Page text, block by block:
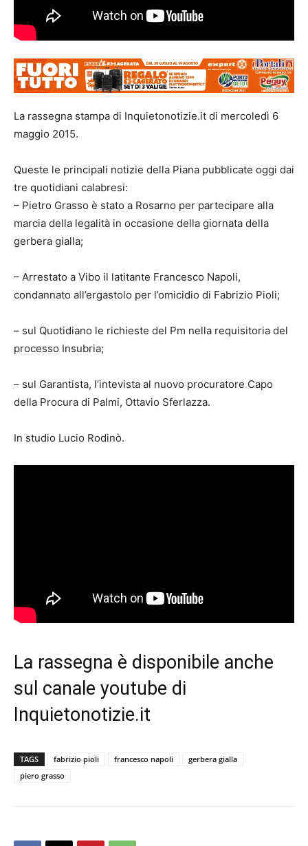
La rassegna stampa di Inquietonotizie.it di mercoledì 6
maggio 2015.
Queste le principali notizie della Piana pubblicate oggi dai
tre quotidiani calabresi:
– Pietro Grasso è stato a Rosarno per partecipare alla
marcia della legalità in occasione della giornata della
gerbera gialla;
– Arrestato a Vibo il latitante Francesco Napoli,
condannato all’ergastolo per l’omicidio di Fabrizio Pioli;
– sul Quotidiano le richieste del Pm nella requisitoria del
processo Insubria;
– sul Garantista, l’intevista al nuovo procuratore Capo
della Procura di Palmi, Ottavio Sferlazza.
In studio Lucio Rodinò.
La rassegna è disponibile anche
sul canale youtube di
Inquietonotizie.it
TAGS fabrizio pioli francesco napoli
gerbera gialla
piero grasso